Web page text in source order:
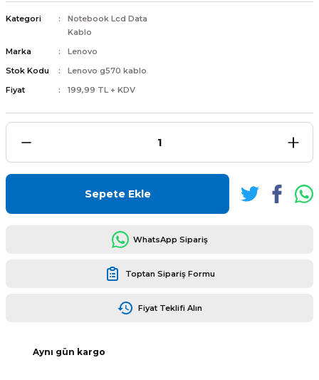
Kategori
Notebook Lcd Data
Kablo
Marka
Lenovo
Stok Kodu
Lenovo g570 kablo
Fiyat
199,99 TL + KDV
Sepete Ekle
WhatsApp Sipariş
Toptan Sipariş Formu
Fiyat Teklifi Alın
Aynı gün kargo